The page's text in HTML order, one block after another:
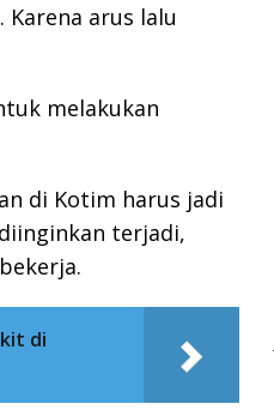
arus lalu
melakukan
di Kotim harus jadi
terjadi,
di